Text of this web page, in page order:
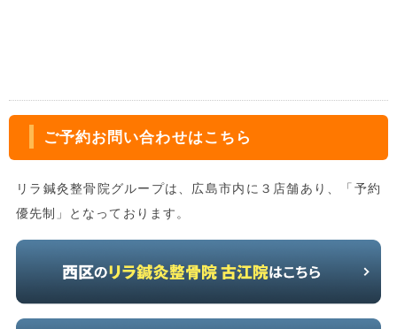
ご予約お問い合わせはこちら
リラ鍼灸整骨院グループは、広島市内に３店舗あり、「予約
優先制」となっております。